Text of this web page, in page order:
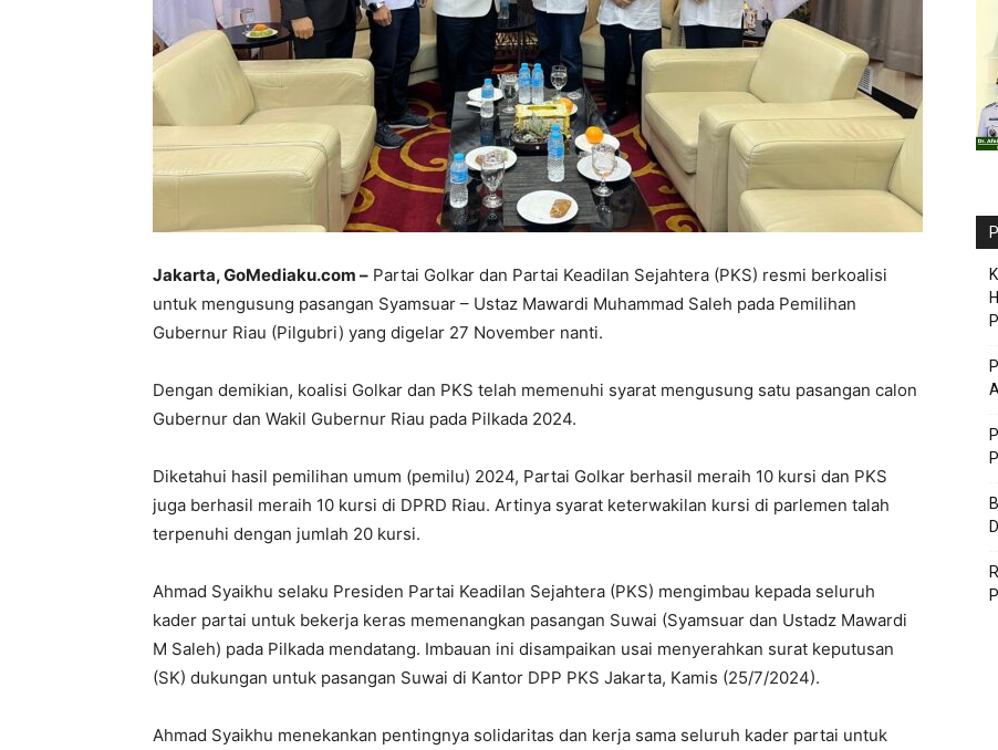
Jakarta, GoMediaku.com – Partai Golkar dan Partai Keadilan Sejahtera (PKS) resmi berkoalisi
untuk mengusung pasangan Syamsuar – Ustaz Mawardi Muhammad Saleh pada Pemilihan
Gubernur Riau (Pilgubri) yang digelar 27 November nanti.
Dengan demikian, koalisi Golkar dan PKS telah memenuhi syarat mengusung satu pasangan calon
Gubernur dan Wakil Gubernur Riau pada Pilkada 2024.
Diketahui hasil pemilihan umum (pemilu) 2024, Partai Golkar berhasil meraih 10 kursi dan PKS
juga berhasil meraih 10 kursi di DPRD Riau. Artinya syarat keterwakilan kursi di parlemen talah
terpenuhi dengan jumlah 20 kursi.
Ahmad Syaikhu selaku Presiden Partai Keadilan Sejahtera (PKS) mengimbau kepada seluruh
kader partai untuk bekerja keras memenangkan pasangan Suwai (Syamsuar dan Ustadz Mawardi
M Saleh) pada Pilkada mendatang. Imbauan ini disampaikan usai menyerahkan surat keputusan
(SK) dukungan untuk pasangan Suwai di Kantor DPP PKS Jakarta, Kamis (25/7/2024).
Ahmad Syaikhu menekankan pentingnya solidaritas dan kerja sama seluruh kader partai untuk